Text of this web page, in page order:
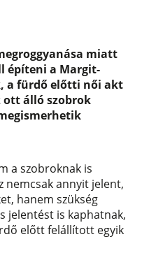
miatt
építeni a Margit-
a fürdő előtti női akt
ott álló szobrok
a szobroknak is
nemcsak annyit jelent,
hanem szükség
jelentést is kaphatnak,
előtt felállított egyik